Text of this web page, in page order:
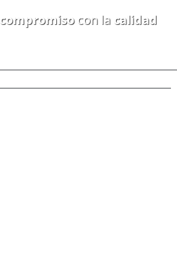
compromisocon la calidad